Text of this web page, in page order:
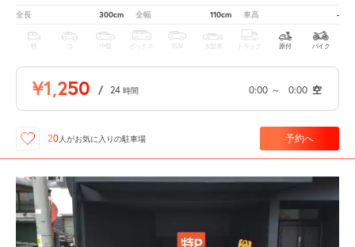
全長 300cm 全幅 110cm 車高 -
軽 中型 ボックス SUV 大型車 トラック 原付 バイク
¥1,250 / 24 時間 0:00 ～ 0:00 空
20人がお気に入りの駐車場 予約へ